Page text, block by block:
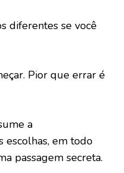
diferentes se você
Pior que errar é
a
escolhas, em todo
passagem secreta.